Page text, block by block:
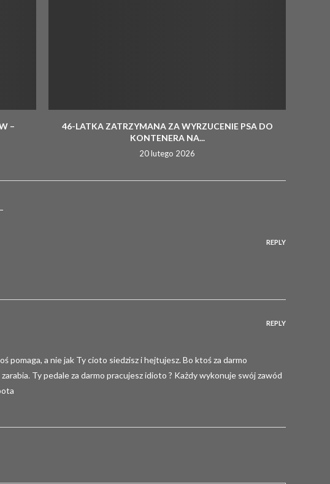
–
46-LATKA ZATRZYMANA ZA WYRZUCENIE PSA DO
KONTENERA NA...
20 lutego 2026
REPLY
pomaga, a nie jak Ty cioto siedzisz i hejtujesz. Bo ktoś za darmo
Ty pedale za darmo pracujesz idioto ? Każdy wykonuje swój zawód
REPLY